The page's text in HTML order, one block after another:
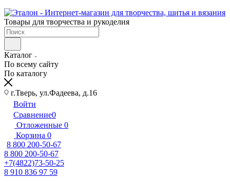
Товары для творчества и рукоделия
Каталог
По всему сайту
По каталогу
г.Тверь, ул.Фадеева, д.16
Войти
Сравнение0
Отложенные 0
Корзина 0
8 800 200-50-67
8 800 200-50-67
+7(4822)73-50-25
8 910 836 97 59